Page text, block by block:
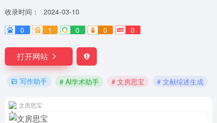
收录时间：
2024-03-10
0
1 0 0 0
打开网站
写作助手 # AI学术助手 # 文房思宝 # 文献综述生成
文房思宝